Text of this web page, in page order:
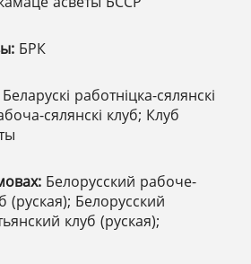
БРК
Беларускі работніцка-сялянскі
сялянскі клуб; Клуб
Белорусский рабоче-
(руская); Белорусский
клуб (руская);